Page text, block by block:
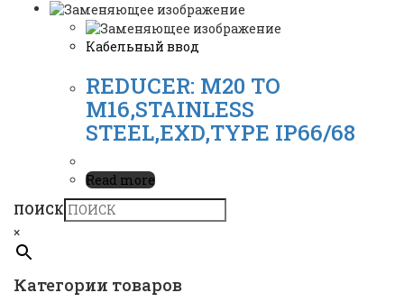
Кабельный ввод
REDUCER: M20 TO
M16,STAINLESS
STEEL,EXD,TYPE IP66/68
Read more
ПОИСК
×
Категории товаров